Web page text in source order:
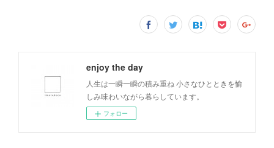
enjoy the day
人生は一瞬一瞬の積み重ね 小さなひとときを愉
しみ味わいながら暮らしています。
フォロー